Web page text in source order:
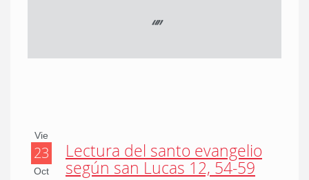
“”
Vie
23
Oct
Lectura del santo evangelio
según san Lucas 12, 54-59